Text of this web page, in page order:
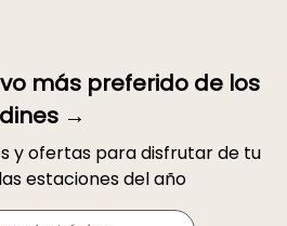
más preferido de los
→
y ofertas para disfrutar de tu
estaciones del año